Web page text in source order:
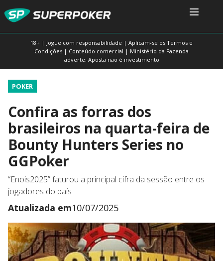
18+ | Jogue com responsabilidade | Aplicam-se os Termos e
Condições | Conteúdo comercial | Ministério da Fazenda
adverte: Aposta não é investimento
POKER
Confira as forras dos
brasileiros na quarta-feira de
Bounty Hunters Series no
GGPoker
“Enois2025” faturou a principal cifra da sessão entre os
jogadores do país
Atualizada em10/07/2025